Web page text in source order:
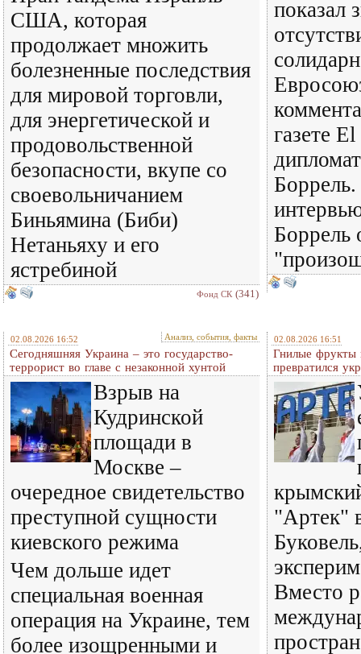
США, которая
продолжает множить
болезненные последствия
для мировой торговли,
для энергетической и
продовольственной
безопасности, вкупе со
своевольничанием
Биньямина (Биби)
Нетаньяху и его
ястребиной
Фонд СК (341)
показал
газете
Боррель
02.08.2026 16:52 Анализ, события, факты
Сегодняшняя Украина – это государство-
террорист во главе с незаконной хунтой
Взрыв на
Кудринской
площади в
Москве –
очередное свидетельство
преступной сущности
киевского режима
Чем дольше идет
специальная военная
операция на Украине, тем
более изощренными и
02.08.2026 16:51
Гнилые фрукты
превратился
"Артек"
Вместо